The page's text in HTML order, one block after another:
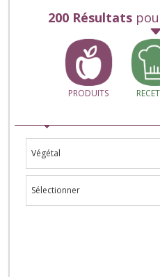
200 Résultats
PRODUITS
Végétal
Sélectionner